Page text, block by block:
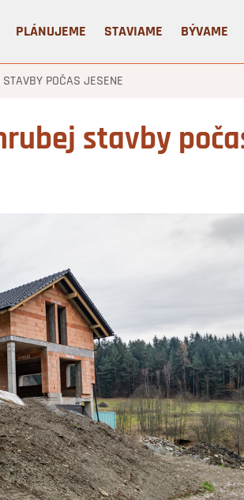
PLÁNUJEME STAVIAME BÝVAME
POČAS JESENE
stavby